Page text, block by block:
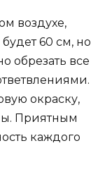
воздухе,
будет 60 см, но
обрезать все
окраску,
Приятным
каждого